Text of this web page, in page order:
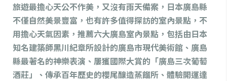
旅遊最擔心天公不作美，又沒有雨天備案，日本廣島縣
不僅自然美景豐富，也有許多值得探訪的室內景點，不
用擔心天氣因素，推薦六大廣島室內景點，包括由日本
知名建築師黑川紀章所設計的廣島市現代美術館、廣島
縣最著名的神樂表演、屢獲國際大賞的「廣島三次葡萄
酒莊」、傳承百年歷史的櫻尾釀造蒸餾所、體驗開運達